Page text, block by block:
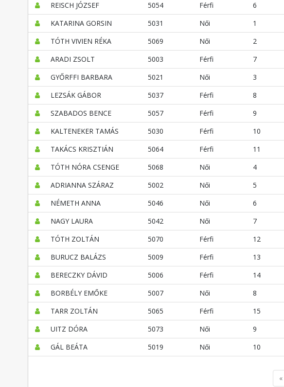
REISCH JÓZSEF
5054 Férfi 6
KATARINA GORSIN
5031 Női 1
TÓTH VIVIEN RÉKA
5069 Női 2
ARADI ZSOLT
5003 Férfi 7
GYŐRFFI BARBARA
5021 Női 3
LEZSÁK GÁBOR
5037 Férfi 8
SZABADOS BENCE
5057 Férfi 9
KALTENEKER TAMÁS
5030 Férfi 10
TAKÁCS KRISZTIÁN
5064 Férfi 11
TÓTH NÓRA CSENGE
5068 Női 4
ADRIANNA SZÁRAZ
5002 Női 5
NÉMETH ANNA
5046 Női 6
NAGY LAURA
5042 Női 7
TÓTH ZOLTÁN
5070 Férfi 12
BURUCZ BALÁZS
5009 Férfi 13
BERECZKY DÁVID
5006 Férfi 14
BORBÉLY EMŐKE
5007 Női 8
TARR ZOLTÁN
5065 Férfi 15
UITZ DÓRA
5073 Női 9
GÁL BEÁTA
5019 Női 10
«